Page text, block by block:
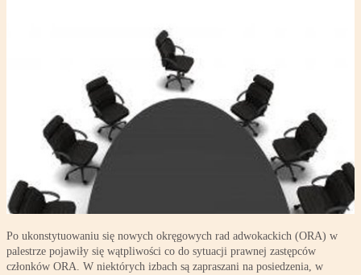
Po ukonstytuowaniu się nowych okręgowych rad adwokackich (ORA) w
palestrze pojawiły się wątpliwości co do sytuacji prawnej zastępców
członków ORA. W niektórych izbach są zapraszani na posiedzenia, w